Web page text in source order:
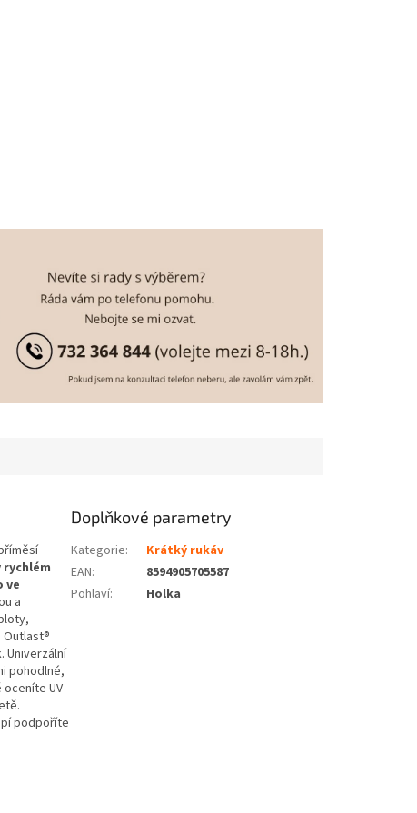
ve
a
Univerzální
pohodlné,
UV
podpoříte
Doplňkové parametry
Kategorie:
Krátký rukáv
EAN:
8594905705587
Pohlaví: Holka